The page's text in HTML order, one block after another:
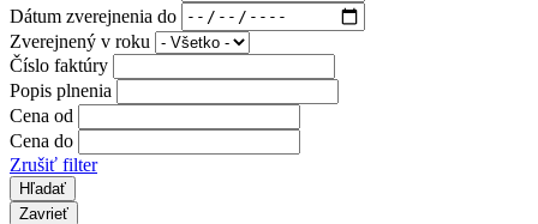
Dátum zverejnenia do
Zverejnený v roku
Číslo faktúry
Popis plnenia
Cena od
Cena do
Zrušiť filter
Zavrieť